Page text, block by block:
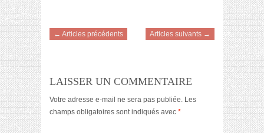
← Articles précédents Articles suivants →
LAISSER UN COMMENTAIRE
Votre adresse e-mail ne sera pas publiée. Les
champs obligatoires sont indiqués avec *